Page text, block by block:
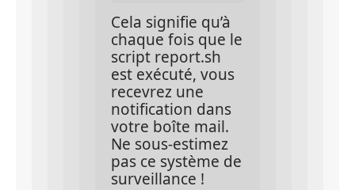
Cela signifie qu’à
chaque fois que le
script report.sh
est exécuté, vous
recevrez une
notification dans
votre boîte mail.
Ne sous-estimez
pas ce système de
surveillance !